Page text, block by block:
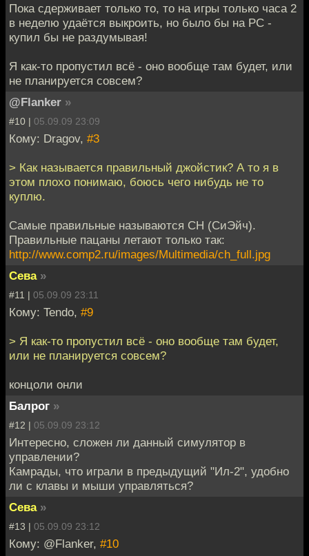
Пока сдерживает только то, то на игры только часа 2
в неделю удаётся выкроить, но было бы на PC -
купил бы не раздумывая!
Я как-то пропустил всё - оно вообще там будет, или
не планируется совсем?
@Flanker »
#10 | 05.09.09 23:09
Кому: Dragov, #3
> Как называется правильный джойстик? А то я в
этом плохо понимаю, боюсь чего нибудь не то
куплю.
Самые правильные называются CH (СиЭйч).
Правильные пацаны летают только так:
http://www.comp2.ru/images/Multimedia/ch_full.jpg
Сева »
#11 | 05.09.09 23:11
Кому: Tendo, #9
> Я как-то пропустил всё - оно вообще там будет,
или не планируется совсем?
концоли онли
Балрог »
#12 | 05.09.09 23:12
Интересно, сложен ли данный симулятор в
управлении?
Камрады, что играли в предыдущий "Ил-2", удобно
ли с клавы и мыши управляться?
Сева »
#13 | 05.09.09 23:12
Кому: @Flanker, #10